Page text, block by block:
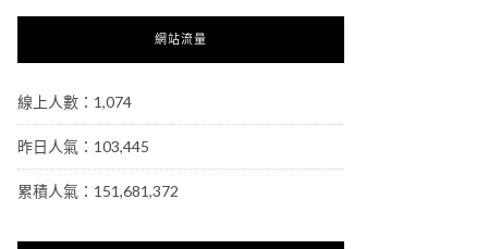
網站流量
線上人數：1,074
昨日人氣：103,445
累積人氣：151,681,372